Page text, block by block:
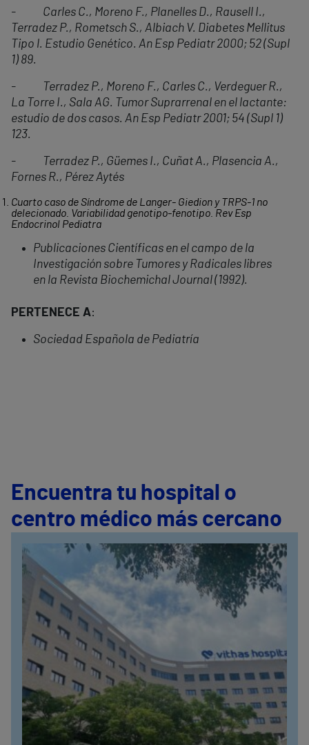
- Carles C., Moreno F., Planelles D., Rausell I.,
Terradez P., Rometsch S., Albiach V. Diabetes Mellitus
Tipo l. Estudio Genético. An Esp Pediatr 2000; 52 (Supl
1) 89.
- Terradez P., Moreno F., Carles C., Verdeguer R.,
La Torre I., Sala AG. Tumor Suprarrenal en el lactante:
estudio de dos casos. An Esp Pediatr 2001; 54 (Supl 1)
123.
- Terradez P., Güemes I., Cuñat A., Plasencia A.,
Fornes R., Pérez Aytés
Cuarto caso de Síndrome de Langer- Giedion y TRPS-1 no
delecionado. Variabilidad genotipo-fenotipo. Rev Esp
Endocrinol Pediatra
Publicaciones Científicas en el campo de la
Investigación sobre Tumores y Radicales libres
en la Revista Biochemichal Journal (1992).
PERTENECE A:
Sociedad Española de Pediatría
Encuentra tu hospital o
centro médico más cercano